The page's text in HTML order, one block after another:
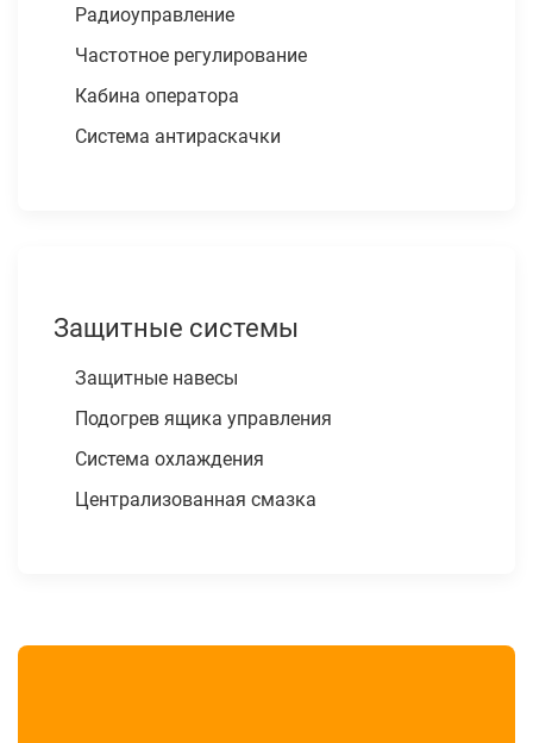
Радиоуправление
Частотное регулирование
Кабина оператора
Система антираскачки
Защитные системы
Защитные навесы
Подогрев ящика управления
Система охлаждения
Централизованная смазка